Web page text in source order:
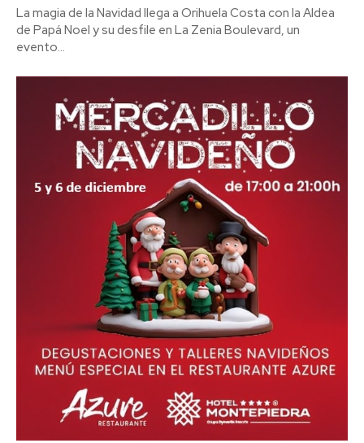
La magia de la Navidad llega a Orihuela Costa con la Aldea
de Papá Noel y su desfile en La Zenia Boulevard, un
evento...